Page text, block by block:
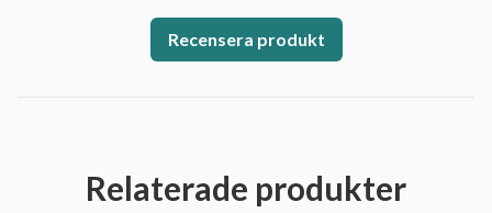
Recensera produkt
Relaterade produkter